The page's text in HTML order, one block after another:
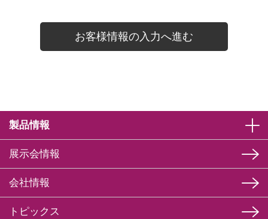
製品情報
展示会情報
会社情報
トピックス